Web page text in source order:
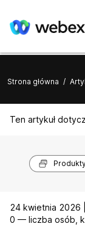
Strona główna /
Ten artykuł
24 kwietnia 2026 |
0 — liczba osób,